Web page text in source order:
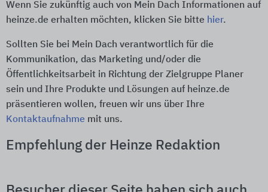
Wenn Sie zukünftig auch von Mein Dach Informationen auf
heinze.de erhalten möchten, klicken Sie bitte hier.
Sollten Sie bei Mein Dach verantwortlich für die
Kommunikation, das Marketing und/oder die
Öffentlichkeitsarbeit in Richtung der Zielgruppe Planer
sein und Ihre Produkte und Lösungen auf heinze.de
präsentieren wollen, freuen wir uns über Ihre
Kontaktaufnahme mit uns.
Empfehlung der Heinze Redaktion